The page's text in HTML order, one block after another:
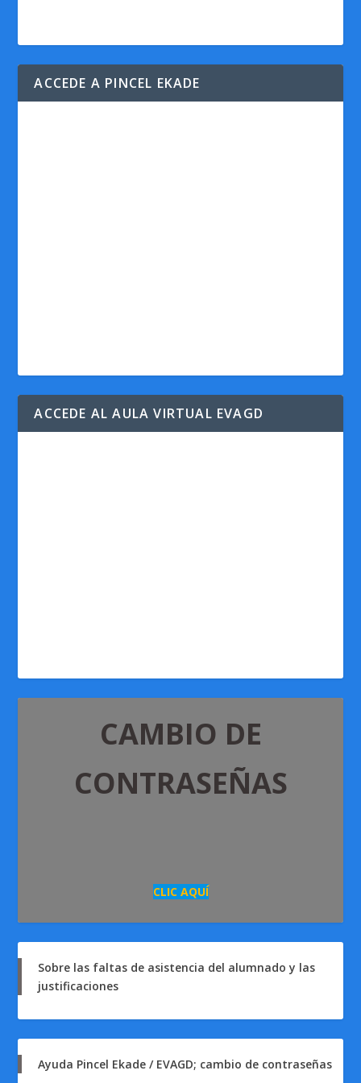
ACCEDE A PINCEL EKADE
ACCEDE AL AULA VIRTUAL EVAGD
CAMBIO DE
CONTRASEÑAS
CLIC AQUÍ
Sobre las faltas de asistencia del alumnado y las
justificaciones
Ayuda Pincel Ekade / EVAGD; cambio de contraseñas